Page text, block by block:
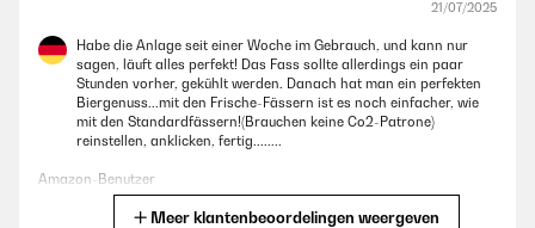
21/07/2025
Habe die Anlage seit einer Woche im Gebrauch, und kann nur
sagen, läuft alles perfekt! Das Fass sollte allerdings ein paar
Stunden vorher, gekühlt werden. Danach hat man ein perfekten
Biergenuss...mit den Frische-Fässern ist es noch einfacher, wie
mit den Standardfässern!(Brauchen keine Co2-Patrone)
reinstellen, anklicken, fertig........
Amazon-Benutzer
Meer klantenbeoordelingen weergeven